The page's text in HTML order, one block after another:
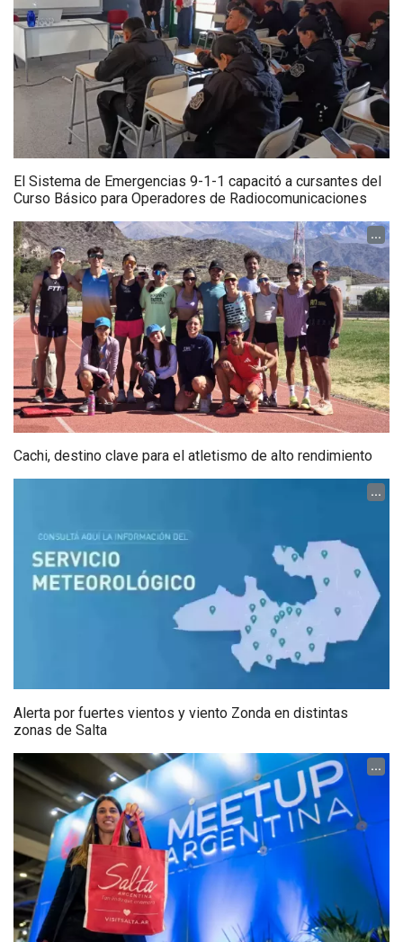
El Sistema de Emergencias 9-1-1 capacitó a cursantes del
Curso Básico para Operadores de Radiocomunicaciones
...
Cachi, destino clave para el atletismo de alto rendimiento
...
Alerta por fuertes vientos y viento Zonda en distintas
zonas de Salta
...